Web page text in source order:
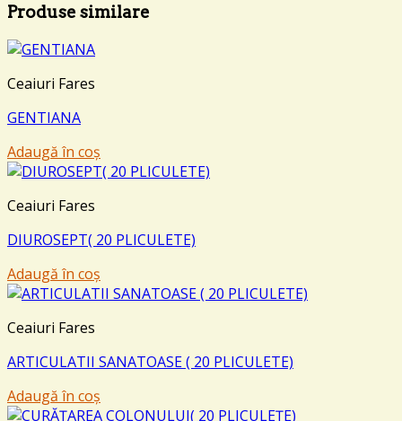
Produse similare
Ceaiuri Fares
GENTIANA
Adaugă în coș
Ceaiuri Fares
DIUROSEPT( 20 PLICULETE)
Adaugă în coș
Ceaiuri Fares
ARTICULATII SANATOASE ( 20 PLICULETE)
Adaugă în coș